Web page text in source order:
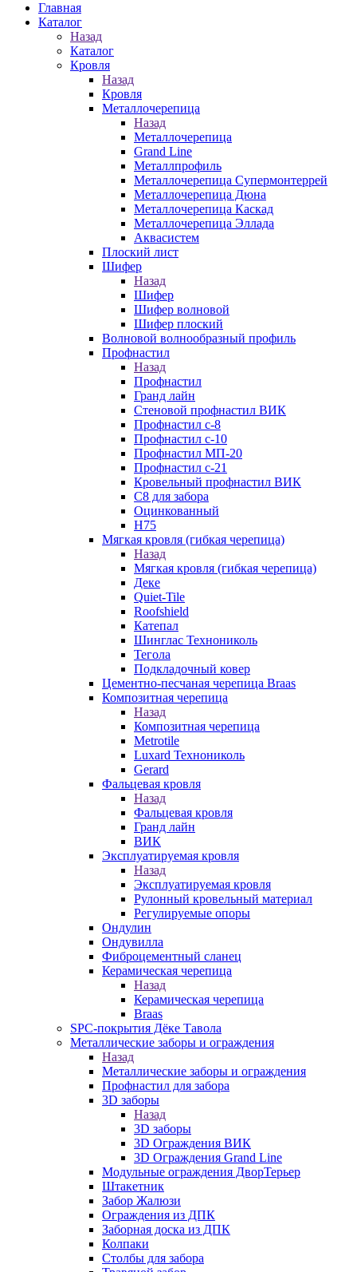
Главная
Каталог
Назад
Каталог
Кровля
Назад
Кровля
Металлочерепица
Назад
Металлочерепица
Grand Line
Металлпрофиль
Металлочерепица Супермонтеррей
Металлочерепица Дюна
Металлочерепица Каскад
Металлочерепица Эллада
Аквасистем
Плоский лист
Шифер
Назад
Шифер
Шифер волновой
Шифер плоский
Волновой волнообразный профиль
Профнастил
Назад
Профнастил
Гранд лайн
Стеновой профнастил ВИК
Профнастил с-8
Профнастил с-10
Профнастил МП-20
Профнастил с-21
Кровельный профнастил ВИК
С8 для забора
Оцинкованный
Н75
Мягкая кровля (гибкая черепица)
Назад
Мягкая кровля (гибкая черепица)
Деке
Quiet-Tile
Roofshield
Катепал
Шинглас Технониколь
Тегола
Подкладочный ковер
Цементно-песчаная черепица Braas
Композитная черепица
Назад
Композитная черепица
Metrotile
Luxard Технониколь
Gerard
Фальцевая кровля
Назад
Фальцевая кровля
Гранд лайн
ВИК
Эксплуатируемая кровля
Назад
Эксплуатируемая кровля
Рулонный кровельный материал
Регулируемые опоры
Ондулин
Ондувилла
Фиброцементный сланец
Керамическая черепица
Назад
Керамическая черепица
Braas
SPC-покрытия Дёке Тавола
Металлические заборы и ограждения
Назад
Металлические заборы и ограждения
Профнастил для забора
3D заборы
Назад
3D заборы
3D Ограждения ВИК
3D Ограждения Grand Line
Модульные ограждения ДворТерьер
Штакетник
Забор Жалюзи
Ограждения из ДПК
Заборная доска из ДПК
Колпаки
Столбы для забора